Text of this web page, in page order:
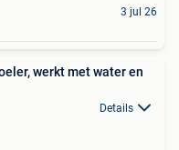
3 jul 26
werkt met water en
Details